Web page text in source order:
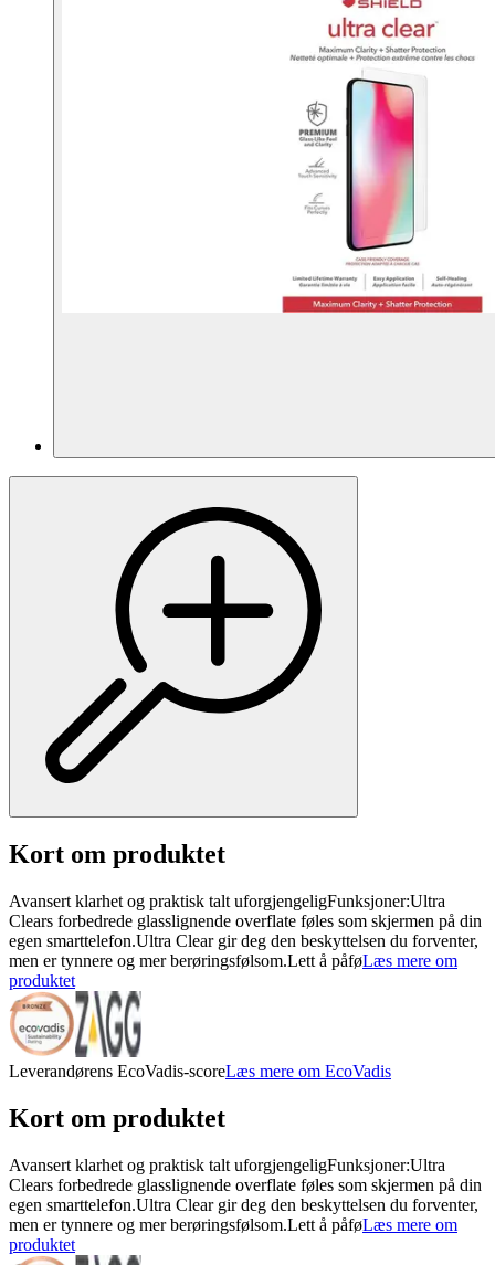
Kort om produktet
Avansert klarhet og praktisk talt uforgjengeligFunksjoner:Ultra
Clears forbedrede glasslignende overflate føles som skjermen på din
egen smarttelefon.Ultra Clear gir deg den beskyttelsen du forventer,
men er tynnere og mer berøringsfølsom.Lett å påføLæs mere om
produktet
Leverandørens EcoVadis-scoreLæs mere om EcoVadis
Kort om produktet
Avansert klarhet og praktisk talt uforgjengeligFunksjoner:Ultra
Clears forbedrede glasslignende overflate føles som skjermen på din
egen smarttelefon.Ultra Clear gir deg den beskyttelsen du forventer,
men er tynnere og mer berøringsfølsom.Lett å påføLæs mere om
produktet